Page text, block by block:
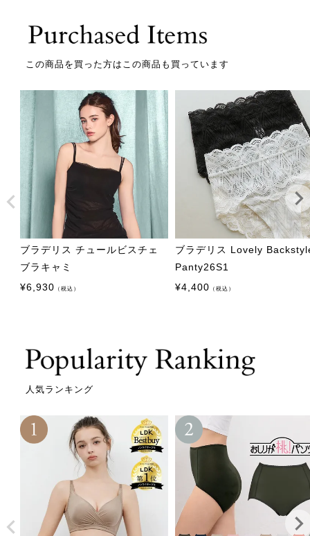
この商品を買った方はこの商品も買っています
ブラデリス チュールビスチェ
ブラキャミ
¥6,930 （税込）
ブラデリス Lovely
Panty26S1
¥4,400 （税込）
人気ランキング